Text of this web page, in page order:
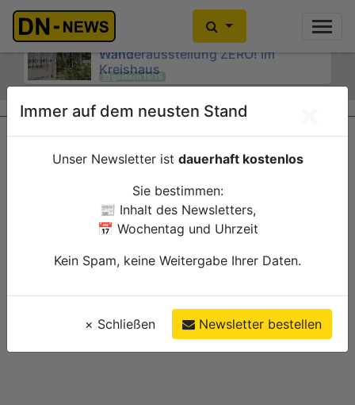
Kein Alkoholkonsum in der
Schwangerschaft: Interaktive
Wanderausstellung ZERO! im
Kreishaus
Düren
Verwaltung
Previous
Immer auf dem neusten Stand
Unser Newsletter ist dauerhaft kostenlos
Sie bestimmen:
📰 Inhalt des Newsletters,
📅 Wochentag und Uhrzeit
Kein Spam, keine Weitergabe Ihrer Daten.
× Schließen Newsletter bestellen